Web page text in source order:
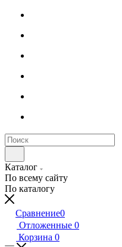
Каталог
По всему сайту
По каталогу
Сравнение0
Отложенные 0
Корзина 0